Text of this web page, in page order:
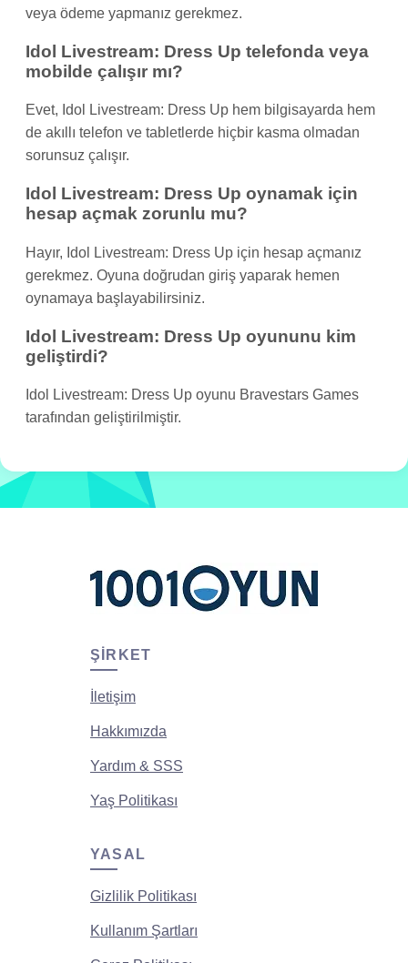
veya ödeme yapmanız gerekmez.
Idol Livestream: Dress Up telefonda veya
mobilde çalışır mı?
Evet, Idol Livestream: Dress Up hem bilgisayarda hem
de akıllı telefon ve tabletlerde hiçbir kasma olmadan
sorunsuz çalışır.
Idol Livestream: Dress Up oynamak için
hesap açmak zorunlu mu?
Hayır, Idol Livestream: Dress Up için hesap açmanız
gerekmez. Oyuna doğrudan giriş yaparak hemen
oynamaya başlayabilirsiniz.
Idol Livestream: Dress Up oyununu kim
geliştirdi?
Idol Livestream: Dress Up oyunu Bravestars Games
tarafından geliştirilmiştir.
ŞIRKET
İletişim
Hakkımızda
Yardım & SSS
Yaş Politikası
YASAL
Gizlilik Politikası
Kullanım Şartları